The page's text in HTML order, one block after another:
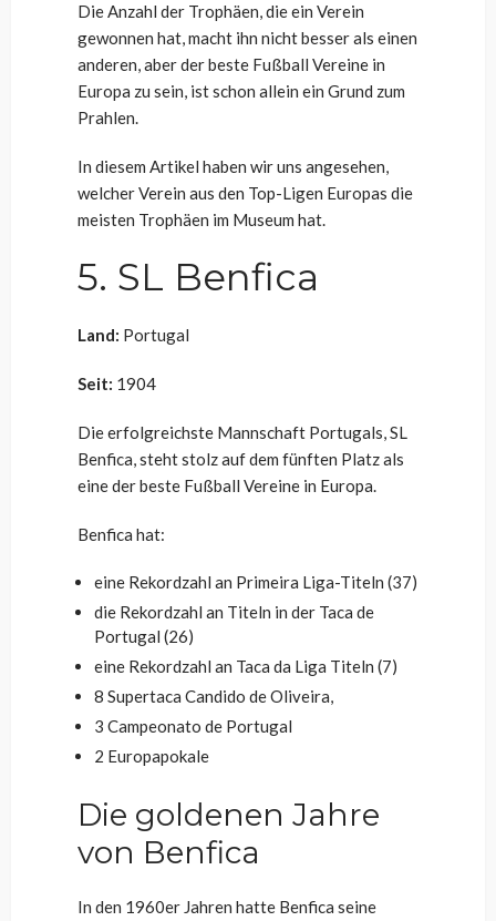
Die Anzahl der Trophäen, die ein Verein
gewonnen hat, macht ihn nicht besser als einen
anderen, aber derbeste Fußball Vereine in
Europa zu sein, ist schon allein ein Grund zum
Prahlen.
In diesem Artikel haben wir uns angesehen,
welcher Verein aus den Top-Ligen Europas die
meisten Trophäen im Museum hat.
5. SL Benfica
Land: Portugal
Seit: 1904
Die erfolgreichste Mannschaft Portugals, SL
Benfica, steht stolz auf dem fünften Platz als
eine derbeste Fußball Vereine in Europa.
Benfica hat:
eine Rekordzahl an Primeira Liga-Titeln (37)
die Rekordzahl an Titeln in der Taca de
Portugal (26)
eine Rekordzahl an Taca da Liga Titeln (7)
8 Supertaca Candido de Oliveira,
3 Campeonato de Portugal
2 Europapokale
Die goldenen Jahre
von Benfica
In den 1960er Jahren hatte Benfica seine